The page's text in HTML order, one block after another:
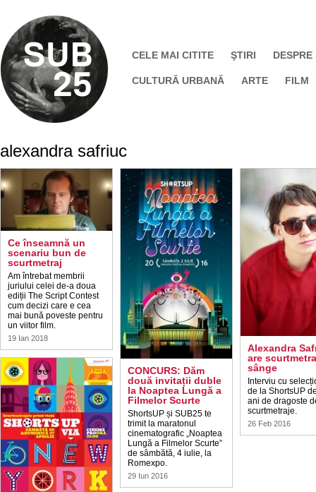
CELE MAI CITITE ŞTIRI DESPRE
CULTURĂ URBANĂ ARTE FILM
alexandra safriuc
Ce înseamnă un
scenariu bun de
scurtmetraj
Am întrebat membrii
juriului celei de-a doua
ediții The Script Contest
cum decizi care e cea
mai bună poveste pentru
un viitor film.
19 Ian 2018
CONCURS: Dăm
două invitații duble
la Noaptea Lungă a
Filmelor Scurte
ShortsUP și SUB25 te
trimit la maratonul
cinematografic „Noaptea
Lungă a Filmelor Scurte”
de sâmbătă, 4 iulie, la
Romexpo.
29 Iun 2016
Alexandra
are
sânge
Interviu cu
de la ShortsUP
ani de dragoste
scurtmetraje.
26 Feb 2016